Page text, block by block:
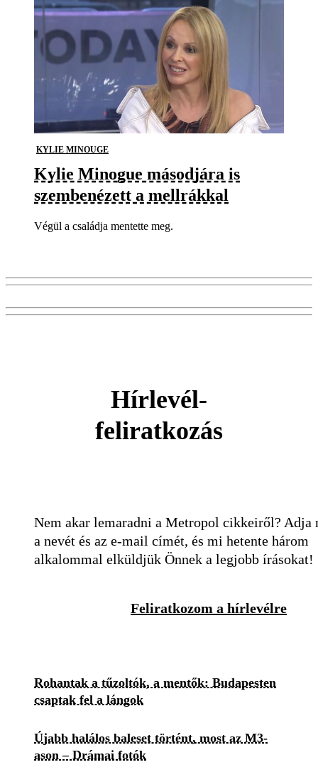
KYLIE MINOUGE
Kylie Minogue másodjára is
szembenézett a mellrákkal
Végül a családja mentette meg.
Hírlevél-
feliratkozás
Nem akar lemaradni a Metropol cikkeiről? Adja
a nevét és az e-mail címét, és mi hetente három
alkalommal elküldjük Önnek a legjobb írásokat!
Feliratkozom a hírlevélre
Rohantak a tűzoltók, a mentők: Budapesten
csaptak fel a lángok
Újabb halálos baleset történt, most az M3-
ason – Drámai fotók